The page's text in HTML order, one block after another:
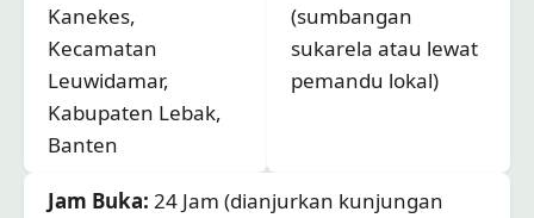
Kanekes,
Kecamatan
Leuwidamar,
Kabupaten Lebak,
Banten
(sumbangan
sukarela atau lewat
pemandu lokal)
Jam Buka: 24 Jam (dianjurkan kunjungan